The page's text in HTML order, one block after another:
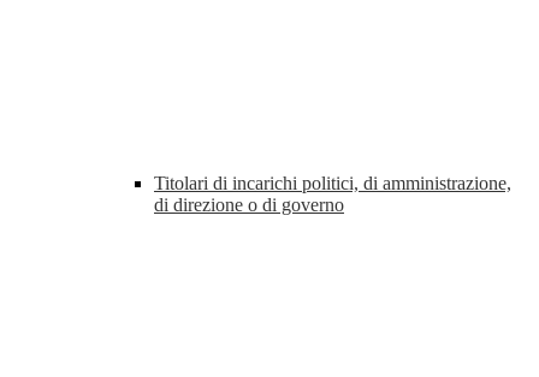
Titolari di incarichi politici, di amministrazione,
di direzione o di governo